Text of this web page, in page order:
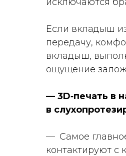
Если вкладыш
передачу,
вкладыш,
ощущение
— 3D‑печать в
в
— Самое
контактируют с